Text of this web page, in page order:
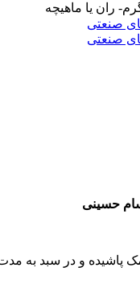
صنعتی
صنعتی
حسینی